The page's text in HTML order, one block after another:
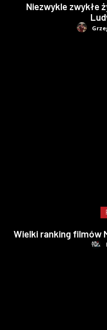
Niezwykle zwykłe
Wielki ranking filmów